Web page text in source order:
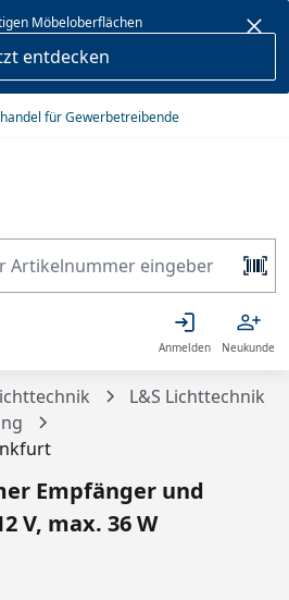
Möbeloberflächen
entdecken
für Gewerbetreibende
Anmelden Neukunde
L&S Lichttechnik
Empfänger und
V, max. 36 W